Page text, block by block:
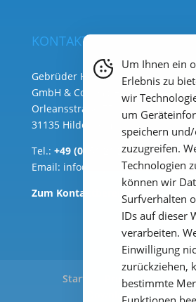
KONTAKT
Gebrüder Heyl Analysentechnik
GmbH & Co. KG ( Hauptsitz )
Orleansstraße 75b
31135 Hildesheim
Tel.: +49 (0) 51 21 289 33 – 0
Email: info@heylanalysis.de
Zum Kontaktbereich
Start Produkte
Downloads
Um Ihnen ein
Erlebnis zu
wir
um
speichern
zuzugreifen.
Technologien
können wir
Surfverhalten
IDs auf dieser
verarbeiten.
Einwilligung
zurückziehen,
bestimmte